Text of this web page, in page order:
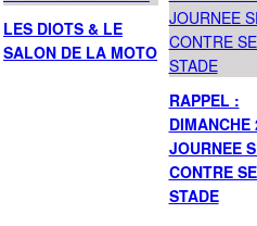
LES DIOTS & LE
SALON DE LA MOTO
RAPPEL :
DIMANCHE
JOURNEE
CONTRE
STADE